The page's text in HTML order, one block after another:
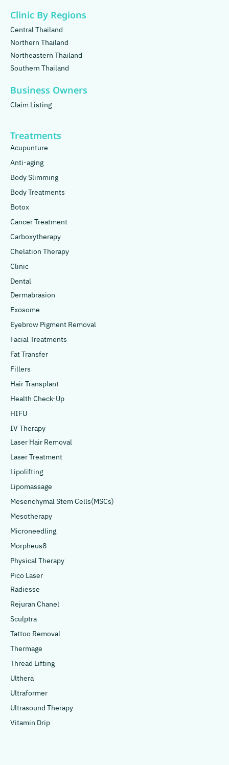
Clinic By Regions
Central Thailand
Northern Thailand
Northeastern Thailand
Southern Thailand
Business Owners
Claim Listing
Treatments
Acupunture
Anti-aging
Body Slimming
Body Treatments
Botox
Cancer Treatment
Carboxytherapy
Chelation Therapy
Clinic
Dental
Dermabrasion
Exosome
Eyebrow Pigment Removal
Facial Treatments
Fat Transfer
Fillers
Hair Transplant
Health Check-Up
HIFU
IV Therapy
Laser Hair Removal
Laser Treatment
Lipolifting
Lipomassage
Mesenchymal Stem Cells(MSCs)
Mesotherapy
Microneedling
Morpheus8
Physical Therapy
Pico Laser
Radiesse
Rejuran Chanel
Sculptra
Tattoo Removal
Thermage
Thread Lifting
Ulthera
Ultraformer
Ultrasound Therapy
Vitamin Drip